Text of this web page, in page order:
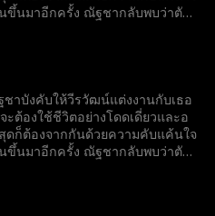
ขึ้นมาอีกครั้ง ณัฐชากลับพบว่าตัว
น์ แต่ในครั้งนี้ ณัฐชาตัดสินใจใหม่
และเริ่มต้นชีวิตใหม่อีกครั้ง
าบังคับให้วีรวัฒน์แต่งงานกับเธอ
ะต้องใช้ชีวิตอย่างโดดเดี่ยวและอ
ดก็ต้องจากกันด้วยความคับแค้นใจ
ขึ้นมาอีกครั้ง ณัฐชากลับพบว่าตัว
น์ แต่ในครั้งนี้ ณัฐชาตัดสินใจใหม่